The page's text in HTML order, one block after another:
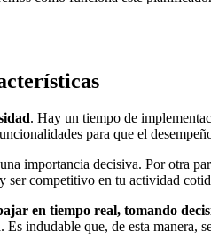
. Hay un tiempo de
para que el
importancia decisiva. Por otra
ser competitivo en tu actividad
en tiempo real, tomando
indudable que, de esta manera,